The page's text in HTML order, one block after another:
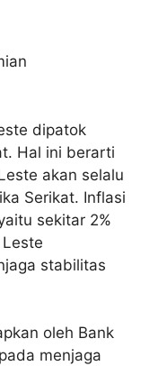
dipatok
Hal ini berarti
akan selalu
Serikat. Inflasi
sekitar 2%
stabilitas
oleh Bank
menjaga